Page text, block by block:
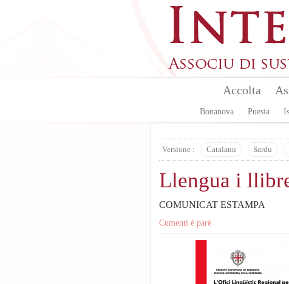
Accolta
Bonanova Puesia
Versione : Catalanu Sardu
Llengua i
COMUNICAT ESTAMPA
Cumenti è parè